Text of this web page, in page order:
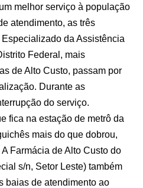
melhor serviço à população
atendimento, as três
da Assistência
Federal, mais
de Alto Custo, passam por
Durante as
do serviço.
fica na estação de metrô da
mais do que dobrou,
Farmácia de Alto Custo do
s/n, Setor Leste) também
baias de atendimento ao